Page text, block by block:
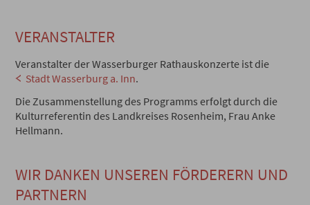
VERANSTALTER
Veranstalter der Wasserburger Rathauskonzerte ist die
Stadt Wasserburg a. Inn.
Die Zusammenstellung des Programms erfolgt durch die
Kulturreferentin des Landkreises Rosenheim, Frau Anke
Hellmann.
WIR DANKEN UNSEREN FÖRDERERN UND
PARTNERN